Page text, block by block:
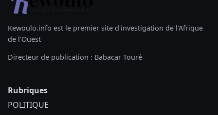
Kewoulo.info est le premier site d'investigation de l'Afrique
de l'Ouest
Directeur de publication : Babacar Touré
Rubriques
POLITIQUE